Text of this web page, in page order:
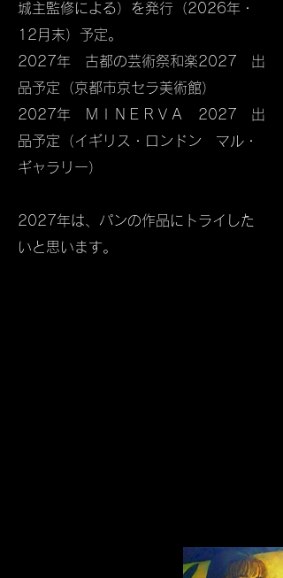
城主監修による）を発行（2026年・
12月末）予定。
2027年 古都の芸術祭和楽2027 出
品予定（京都市京セラ美術館）
2027年 ＭＩＮＥＲＶＡ 2027 出
品予定（イギリス・ロンドン マル・
ギャラリー）
​2027年は、パンの作品にトライした
いと思います。